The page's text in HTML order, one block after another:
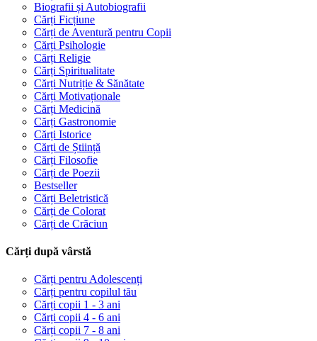
Biografii și Autobiografii
Cărți Ficțiune
Cărți de Aventură pentru Copii
Cărți Psihologie
Cărți Religie
Cărți Spiritualitate
Cărți Nutriție & Sănătate
Cărți Motivaționale
Cărți Medicină
Cărți Gastronomie
Cărți Istorice
Cărți de Știință
Cărți Filosofie
Cărți de Poezii
Bestseller
Cărți Beletristică
Cărți de Colorat
Cărți de Crăciun
Cărți după vârstă
Cărți pentru Adolescenți
Cărți pentru copilul tău
Cărți copii 1 - 3 ani
Cărți copii 4 - 6 ani
Cărți copii 7 - 8 ani